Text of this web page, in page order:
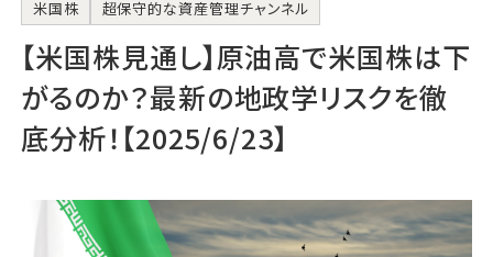
エキスパート一覧
無料講座
コラム
利用者の声
米国株 超保守的な資産管理チャンネル
【米国株見通し】原油高で米国株は下
がるのか？最新の地政学リスクを徹
底分析！【2025/6/23】